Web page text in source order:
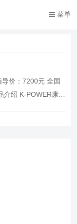
菜单
价：7200元 全国
绍 K-POWER康乐